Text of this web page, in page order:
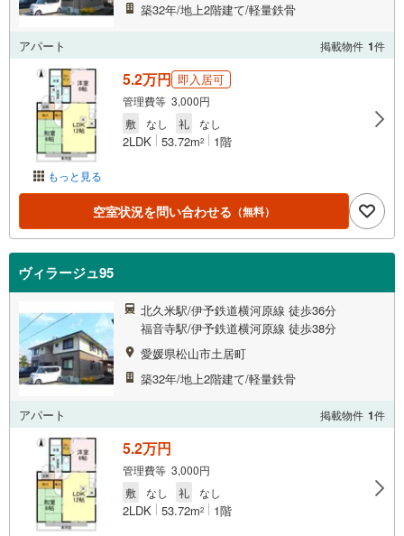
築32年/地上2階建て/軽量鉄骨
アパート 掲載物件 1件
もっと見る
5.2万円 即入居可
管理費等 3,000円
敷
なし 礼 なし
2LDK 53.72m2 1階
空室状況を問い合わせる （無料）
ヴィラージュ95
北久米駅/伊予鉄道横河原線 徒歩36分
福音寺駅/伊予鉄道横河原線 徒歩38分
愛媛県松山市土居町
築32年/地上2階建て/軽量鉄骨
アパート 掲載物件 1件
5.2万円
管理費等 3,000円
敷
なし 礼 なし
2LDK 53.72m2 1階